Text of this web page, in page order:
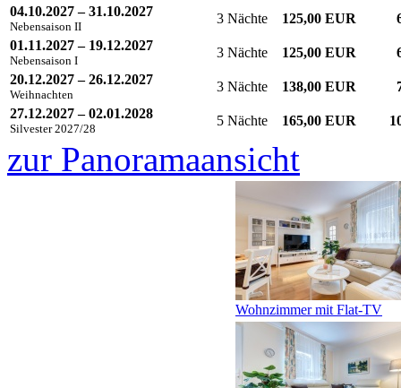
04.10.2027 – 31.10.2027
Nebensaison II
3 Nächte 125,00 EUR
01.11.2027 – 19.12.2027
Nebensaison I
3 Nächte 125,00 EUR
20.12.2027 – 26.12.2027
Weihnachten
3 Nächte 138,00 EUR
27.12.2027 – 02.01.2028
Silvester 2027/28
5 Nächte 165,00 EUR
zur Panoramaansicht
Wohnzimmer mit Flat-TV